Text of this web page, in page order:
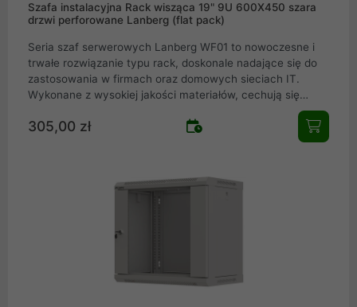
Szafa instalacyjna Rack wisząca 19" 9U 600X450 szara
drzwi perforowane Lanberg (flat pack)
Seria szaf serwerowych Lanberg WF01 to nowoczesne i
trwałe rozwiązanie typu rack, doskonale nadające się do
zastosowania w firmach oraz domowych sieciach IT.
Wykonane z wysokiej jakości materiałów, cechują się
oczekiwania nawet najbardziej wymagających
konfiguracjach, co pozwala na optymalne zarządzanie
kablami i bezpieczne przechowywanie sprzętu sieciowego.
Szafy rack Lanberg WF01 są idealnym wyborem dla każdej
wytrzymałość i elegancki design, seria WF01 to pewny
305,00 zł